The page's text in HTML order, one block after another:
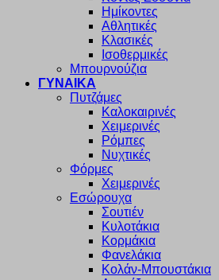
Ημίκοντες
Αθλητικές
Κλασικές
Ισοθερμικές
Μπουρνούζια
ΓΥΝΑΙΚΑ
Πυτζάμες
Καλοκαιρινές
Χειμερινές
Ρόμπες
Νυχτικές
Φόρμες
Χειμερινές
Εσώρουχα
Σουτιέν
Κυλοτάκια
Κορμάκια
Φανελάκια
Κολάν-Μπουστάκια